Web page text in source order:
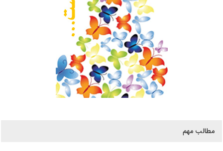
مطالب مهم